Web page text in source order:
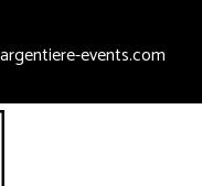
events.com